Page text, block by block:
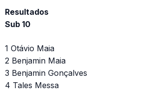
Resultados
Sub 10
1 Otávio Maia
2 Benjamin Maia
3 Benjamin Gonçalves
4 Tales Messa